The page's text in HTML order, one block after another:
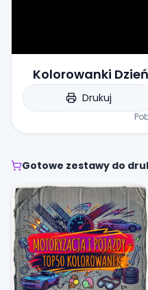
Kolorowanki
Drukuj
Gotowe zestawy do